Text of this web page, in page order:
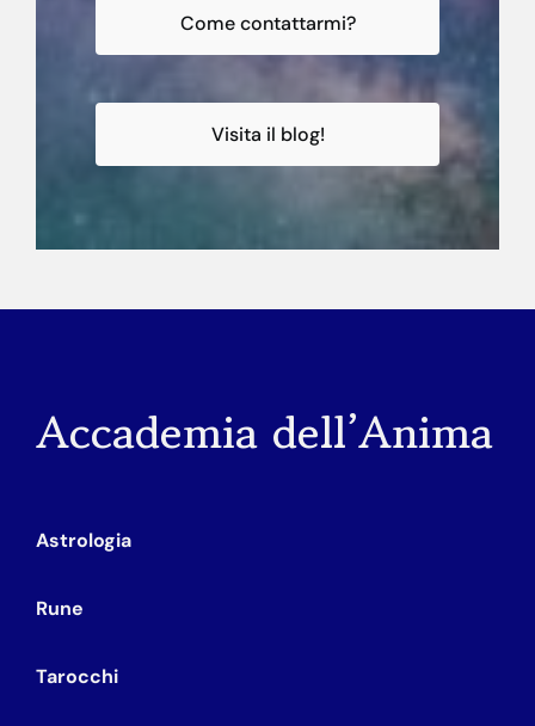
Come contattarmi?
Visita il blog!
Accademia dell’Anima
Astrologia
Rune
Tarocchi